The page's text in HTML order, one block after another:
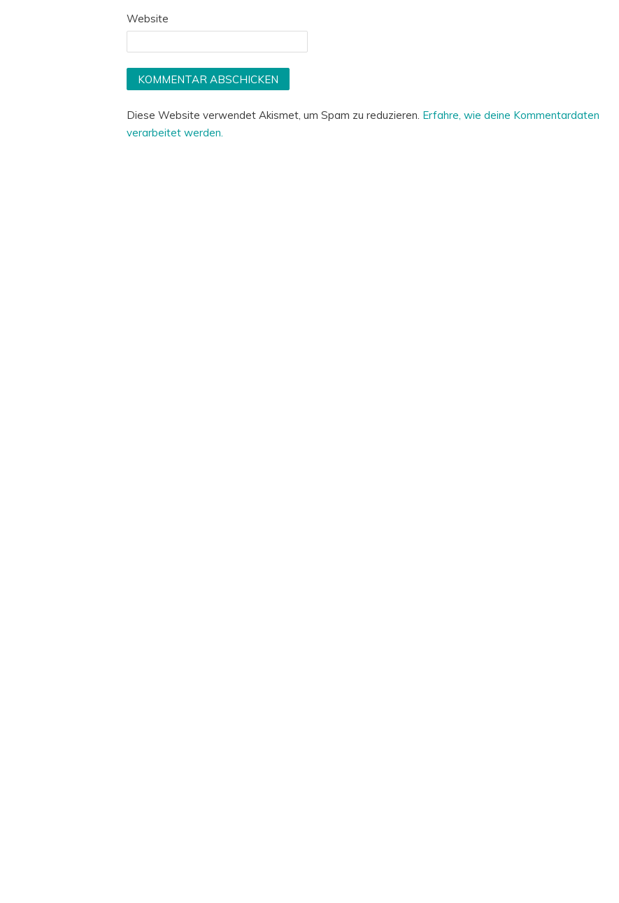
Website
Diese Website verwendet Akismet, um Spam zu reduzieren. Erfahre, wie deine Kommentardaten
verarbeitet werden.